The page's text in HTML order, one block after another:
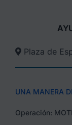
Plaza de
UNA MANERA
Operación: